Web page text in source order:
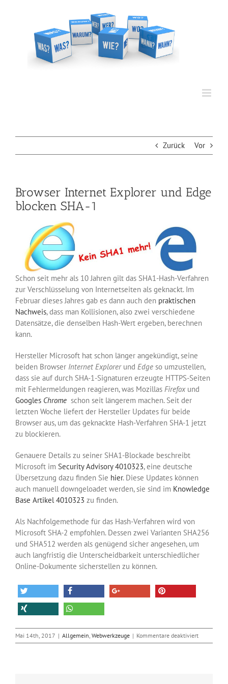
Zurück Vor
Browser Internet Explorer und Edge
blocken SHA-1
Schon seit mehr als 10 Jahren gilt das SHA1-Hash-Verfahren
zur Verschlüsselung von Internetseiten als geknackt. Im
Februar dieses Jahres gab es dann auch den praktischen
Nachweis, dass man Kollisionen, also zwei verschiedene
Datensätze, die denselben Hash-Wert ergeben, berechnen
kann.
Hersteller Microsoft hat schon länger angekündigt, seine
beiden Browser Internet Explorerund Edge so umzustellen,
dass sie auf durch SHA-1-Signaturen erzeugte HTTPS-Seiten
mit Fehlermeldungen reagieren, was Mozillas Firefoxund
Googles Chrome schon seit längerem machen. Seit der
letzten Woche liefert der Hersteller Updates für beide
Browser aus, um das geknackte Hash-Verfahren SHA-1 jetzt
zu blockieren.
Genauere Details zu seiner SHA1-Blockade beschreibt
Microsoft im Security Advisory 4010323, eine deutsche
Übersetzung dazu finden Sie hier. Diese Updates können
auch manuell downgeloadet werden, sie sind im Knowledge
Base Artikel 4010323 zu finden.
Als Nachfolgemethode für das Hash-Verfahren wird von
Microsoft SHA-2 empfohlen. Dessen zwei Varianten SHA256
und SHA512 werden als genügend sicher angesehen, um
auch langfristig die Unterscheidbarkeit unterschiedlicher
Online-Dokumente sicherstellen zu können.
Mai 14th, 2017 | Allgemein, Webwerkzeuge | Kommentare deaktiviertfür
Browser